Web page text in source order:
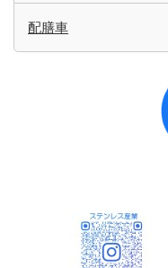
配膳車